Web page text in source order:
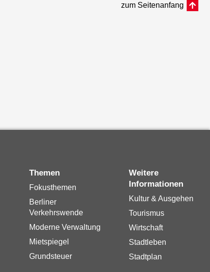
zum Seitenanfang
Themen
Fokusthemen
Berliner
Verkehrswende
Moderne Verwaltung
Mietspiegel
Grundsteuer
Weitere
Informationen
Kultur & Ausgehen
Tourismus
Wirtschaft
Stadtleben
Stadtplan